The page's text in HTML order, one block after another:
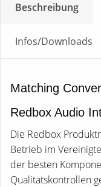
Beschreibung
Infos/Downloads
Matching
Redbox Audio
Die Redbox
Betrieb im
der besten
Qualitätskontrollen